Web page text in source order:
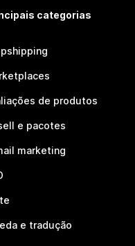
categorias
de produtos
e pacotes
marketing
e tradução